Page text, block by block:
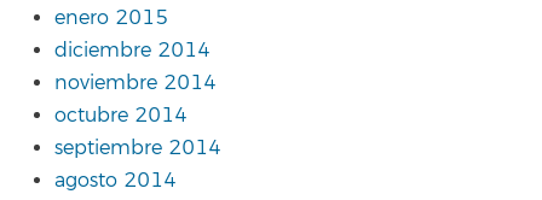
enero 2015
diciembre 2014
noviembre 2014
octubre 2014
septiembre 2014
agosto 2014